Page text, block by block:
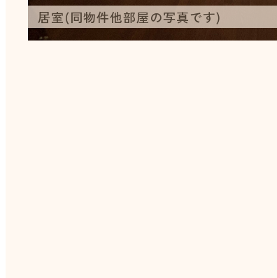
居室(同物件他部屋の写真です)